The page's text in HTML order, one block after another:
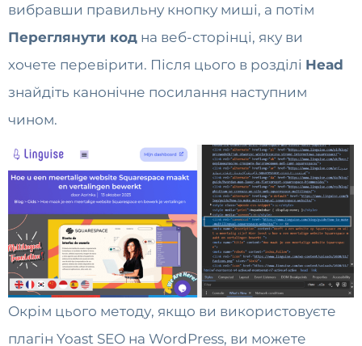
вибравши правильну кнопку миші, а потім
Переглянути код на веб-сторінці, яку ви
хочете перевірити. Після цього в розділі Head
знайдіть канонічне посилання наступним
чином.
Окрім цього методу, якщо ви використовуєте
плагін Yoast SEO на WordPress, ви можете